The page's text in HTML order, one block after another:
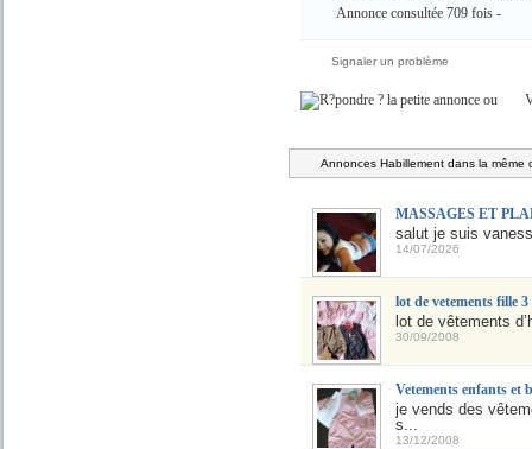
Annonce consultée 709 fois -
Signaler un problème
ou
Annonces Habillement dans la même
MASSAGES ET
salut je suis
14/07/2026
lot de vetements fille 3
lot de vêtements
30/09/2008
Vetements enfants et
je vends des
s...
13/12/2008